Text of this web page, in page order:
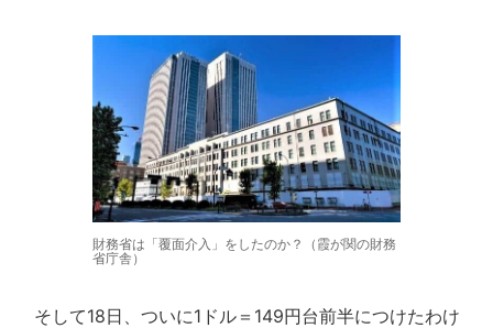
財務省は「覆面介入」をしたのか？（霞が関の財務
省庁舎）
そして18日、ついに1ドル＝149円台前半につけたわけ